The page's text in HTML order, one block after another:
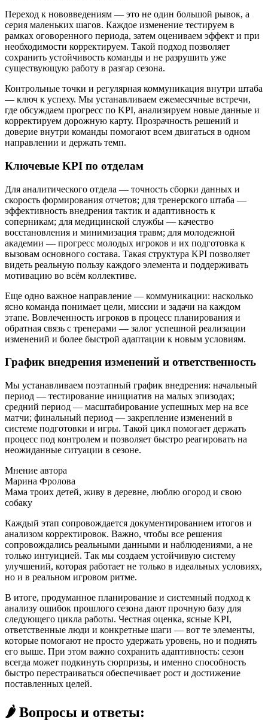
Переход к нововведениям — это не один большой рывок, а
серия маленьких шагов. Каждое изменение тестируем в
рамках оговоренного периода, затем оцениваем эффект и при
необходимости корректируем. Такой подход позволяет
сохранить устойчивость команды и не разрушить уже
существующую работу в разгар сезона.
Контрольные точки и регулярная коммуникация внутри штаба
— ключ к успеху. Мы устанавливаем ежемесячные встречи,
где обсуждаем прогресс по KPI, анализируем новые данные и
корректируем дорожную карту. Прозрачность решений и
доверие внутри команды помогают всем двигаться в одном
направлении и держать темп.
Ключевые KPI по отделам
Для аналитического отдела — точность сборки данных и
скорость формирования отчетов; для тренерского штаба —
эффективность внедрения тактик и адаптивность к
соперникам; для медицинской службы — качество
восстановления и минимизация травм; для молодежной
академии — прогресс молодых игроков и их подготовка к
вызовам основного состава. Такая структура KPI позволяет
видеть реальную пользу каждого элемента и поддерживать
мотивацию во всём коллективе.
Еще одно важное направление — коммуникации: насколько
ясно команда понимает цели, миссии и задачи на каждом
этапе. Вовлеченность игроков в процесс планирования и
обратная связь с тренерами — залог успешной реализации
изменений и более быстрой адаптации к новым условиям.
График внедрения изменений и ответственность
Мы устанавливаем поэтапный график внедрения: начальный
период — тестирование инициатив на малых эпизодах;
средний период — масштабирование успешных мер на все
матчи; финальный период — закрепление изменений в
системе подготовки и игры. Такой цикл помогает держать
процесс под контролем и позволяет быстро реагировать на
неожиданные ситуации в сезоне.
Мнение автора
Марина Фролова
Мама троих детей, живу в деревне, люблю огород и свою
собаку
Каждый этап сопровождается документированием итогов и
анализом корректировок. Важно, чтобы все решения
сопровождались реальными данными и наблюдениями, а не
только интуицией. Так мы создаем устойчивую систему
улучшений, которая работает не только в идеальных условиях,
но и в реальном игровом ритме.
В итоге, продуманное планирование и системный подход к
анализу ошибок прошлого сезона дают прочную базу для
следующего цикла работы. Честная оценка, ясные KPI,
ответственные люди и конкретные шаги — вот те элементы,
которые помогают не просто удержать уровень, но и поднять
его выше. При этом важно сохранить адаптивность: сезон
всегда может подкинуть сюрпризы, и именно способность
быстро перестраиваться обеспечивает рост и достижение
поставленных целей.
🌶️ Вопросы и ответы: